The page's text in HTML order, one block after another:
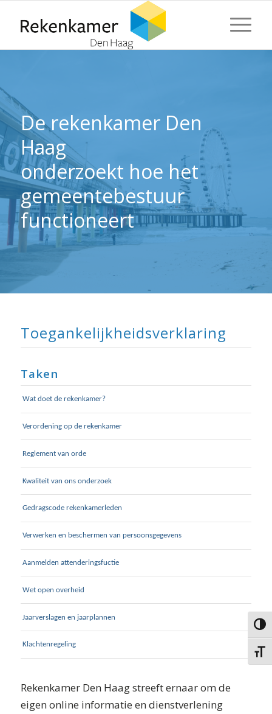
Kies
⬇ Blok overslaan
De rekenkamer Den
Haag
onderzoekt hoe het
gemeentebestuur
functioneert
Toegankelijkheidsverklaring
Taken
Wat doet de rekenkamer?
Verordening op de rekenkamer
Reglement van orde
Kwaliteit van ons onderzoek
Gedragscode rekenkamerleden
Verwerken en beschermen van persoonsgegevens
Aanmelden attenderingsfuctie
Wet open overheid
Jaarverslagen en jaarplannen
Klachtenregeling
Rekenkamer Den Haag streeft ernaar om de
eigen online informatie en dienstverlening